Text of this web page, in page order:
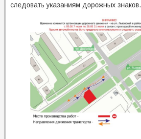
следовать указаниям дорожных знаков.